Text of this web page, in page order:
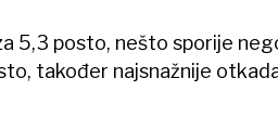
5,3 posto, nešto sporije
također najsnažnije